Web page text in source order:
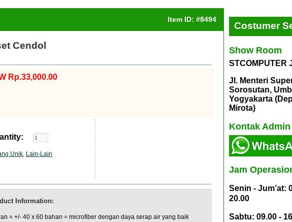
Item ID: #8494
Cendol
Rp.33,000.00
Unik, Lain-Lain
Information:
= +/- 40 x 60 bahan = microfiber dengan daya serap air yang baik
Costumer
Show Room
STCOMPUTER
Jl. Menteri
Sorosutan,
Yogyakarta
Mirota)
Kontak Admin
Jam
Senin - Jum’at:
20.00
Sabtu: 09.00 -